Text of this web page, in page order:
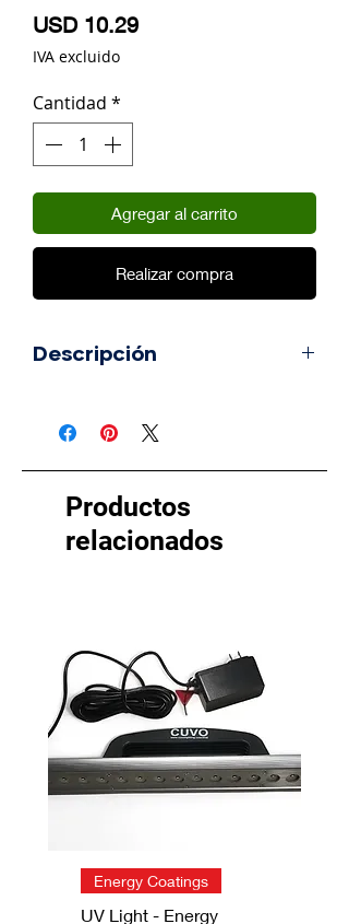
USD 10.29Precio
IVA excluido
Cantidad *
Agregar al carrito
Realizar compra
Descripción
superficies de textura ligera a muy
rugosas. Para todas las pinturas
planas. Cobertura de gran capacidad.
Productos
relacionados
Energy Coatings
UV Light - Energy